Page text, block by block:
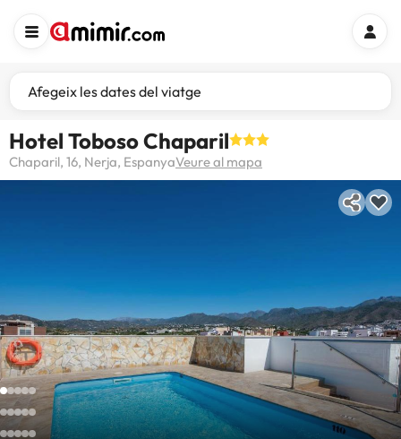
Afegeix les dates del viatge
Hotel Toboso Chaparil
Chaparil, 16, Nerja, EspanyaVeure al mapa